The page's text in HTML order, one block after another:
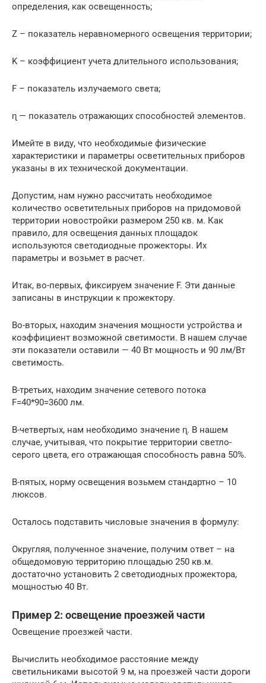
определения, как освещенность;
Z – показатель неравномерного освещения территории;
K – коэффициент учета длительного использования;
F – показатель излучаемого света;
ɳ — показатель отражающих способностей элементов.
Имейте в виду, что необходимые физические
характеристики и параметры осветительных приборов
указаны в их технической документации.
Допустим, нам нужно рассчитать необходимое
количество осветительных приборов на придомовой
территории новостройки размером 250 кв. м. Как
правило, для освещения данных площадок
используются светодиодные прожекторы. Их
параметры и возьмет в расчет.
Итак, во-первых, фиксируем значение F. Эти данные
записаны в инструкции к прожектору.
Во-вторых, находим значения мощности устройства и
коэффициент возможной светимости. В нашем случае
эти показатели оставили — 40 Вт мощность и 90 лм/Вт
светимость.
В-третьих, находим значение сетевого потока
F=40*90=3600 лм.
В-четвертых, нам необходимо значение ɳ. В нашем
случае, учитывая, что покрытие территории светло-
серого цвета, его отражающая способность равна 50%.
В-пятых, норму освещения возьмем стандартно – 10
люксов.
Осталось подставить числовые значения в формулу:
Округляя, полученное значение, получим ответ – на
общедомовую территорию площадью 250 кв.м.
достаточно установить 2 светодиодных прожектора,
мощностью 40 Вт.
Пример 2: освещение проезжей части
Освещение проезжей части.
Вычислить необходимое расстояние между
светильниками высотой 9 м, на проезжей части дороги